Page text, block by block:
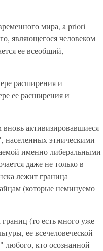
мира, a priori
являющегося человеком
ее всеобщий,
расширения и
ее расширения и
активизировавшиеся
населенных этническими
именно либеральными
даже не только в
лежит граница
(которые неминуемо
(то есть много уже
ее всечеловеческой
кто осознанной